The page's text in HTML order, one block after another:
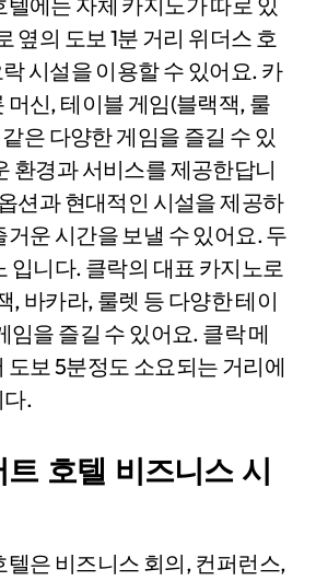
옆의 도보 1분 거리 위더스 호
시설을 이용할 수 있어요. 카
머신, 테이블 게임(블랙잭, 룰
은 다양한 게임을 즐길 수 있
환경과 서비스를 제공한답니
션과 현대적인 시설을 제공하
운 시간을 보낼 수 있어요. 두
입니다. 클락의 대표 카지노로
, 바카라, 룰렛 등 다양한 테이
임을 즐길 수 있어요. 클락 메
도보 5분정도 소요되는 거리에
다.
호텔 비즈니스 시
텔은 비즈니스 회의, 컨퍼런스,